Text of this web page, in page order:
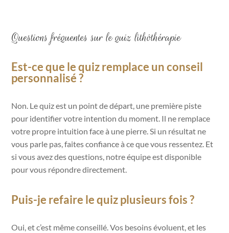
Questions fréquentes sur le quiz lithôthérapie
Est-ce que le quiz remplace un conseil
personnalisé ?
Non. Le quiz est un point de départ, une première piste
pour identifier votre intention du moment. Il ne remplace
votre propre intuition face à une pierre. Si un résultat ne
vous parle pas, faites confiance à ce que vous ressentez. Et
si vous avez des questions, notre équipe est disponible
pour vous répondre directement.
Puis-je refaire le quiz plusieurs fois ?
Oui, et c’est même conseillé. Vos besoins évoluent, et les